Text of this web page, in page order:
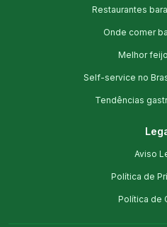
Restaurantes
Onde comer
Melhor
Self-service no
Tendências
Aviso
Política de
Política de